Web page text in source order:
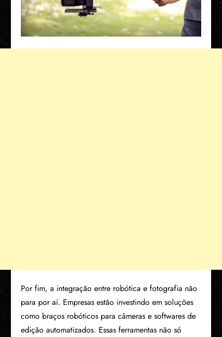
Por fim, a integração entre robótica e fotografia não
para por aí. Empresas estão investindo em soluções
como braços robóticos para câmeras e softwares de
edição automatizados. Essas ferramentas não só